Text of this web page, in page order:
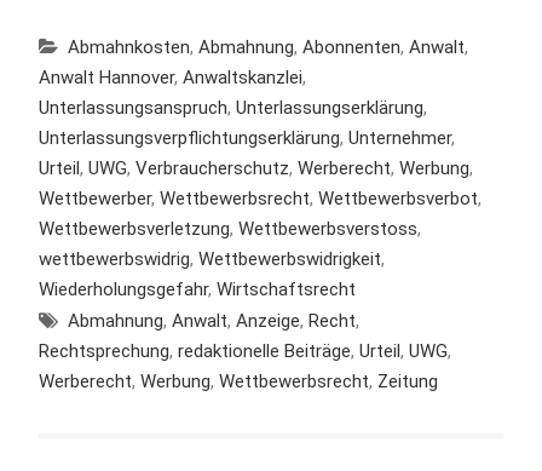
Abmahnkosten, Abmahnung, Abonnenten, Anwalt,
Anwalt Hannover, Anwaltskanzlei,
Unterlassungsanspruch, Unterlassungserklärung,
Unterlassungsverpflichtungserklärung, Unternehmer,
Urteil, UWG, Verbraucherschutz, Werberecht, Werbung,
Wettbewerber, Wettbewerbsrecht, Wettbewerbsverbot,
Wettbewerbsverletzung, Wettbewerbsverstoss,
wettbewerbswidrig, Wettbewerbswidrigkeit,
Wiederholungsgefahr, Wirtschaftsrecht
Abmahnung, Anwalt, Anzeige, Recht,
Rechtsprechung, redaktionelle Beiträge, Urteil, UWG,
Werberecht, Werbung, Wettbewerbsrecht, Zeitung